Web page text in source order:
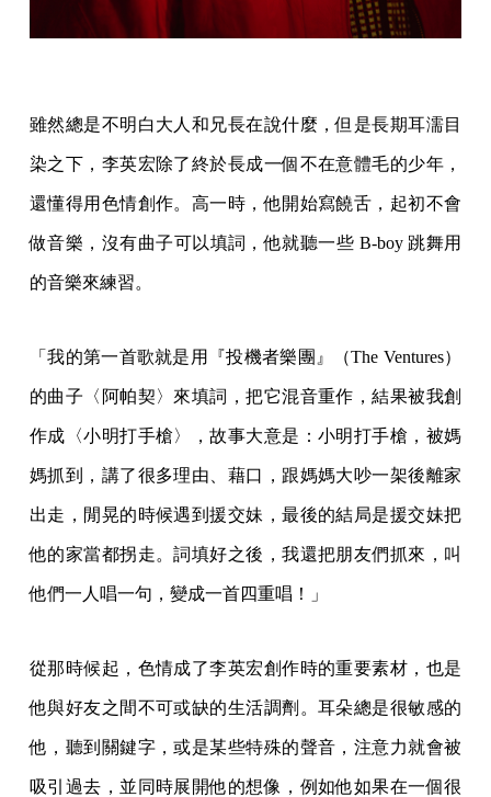
雖然總是不明白大人和兄長在說什麼，但是長期耳濡目
染之下，李英宏除了終於長成一個不在意體毛的少年，
還懂得用色情創作。高一時，他開始寫饒舌，起初不會
做音樂，沒有曲子可以填詞，他就聽一些 B-boy 跳舞用
的音樂來練習。
「我的第一首歌就是用『投機者樂團』（The Ventures）
的曲子〈阿帕契〉來填詞，把它混音重作，結果被我創
作成〈小明打手槍〉，故事大意是：小明打手槍，被媽
媽抓到，講了很多理由、藉口，跟媽媽大吵一架後離家
出走，閒晃的時候遇到援交妹，最後的結局是援交妹把
他的家當都拐走。詞填好之後，我還把朋友們抓來，叫
他們一人唱一句，變成一首四重唱！」
從那時候起，色情成了李英宏創作時的重要素材，也是
他與好友之間不可或缺的生活調劑。耳朵總是很敏感的
他，聽到關鍵字，或是某些特殊的聲音，注意力就會被
吸引過去，並同時展開他的想像，例如他如果在一個很